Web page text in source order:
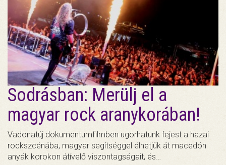
Sodrásban: Merülj el a
magyar rock aranykorában!
Vadonatúj dokumentumfilmben ugorhatunk fejest a hazai
rockszcénába, magyar segítséggel élhetjük át macedón
anyák korokon átívelő viszontagságait, és…